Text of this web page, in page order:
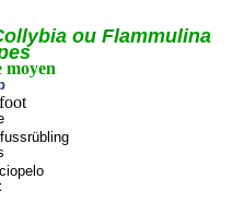
ou Flammulina
moyen